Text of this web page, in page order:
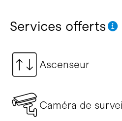
Services offerts
Ascenseur
Caméra de